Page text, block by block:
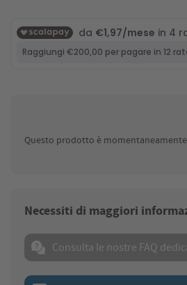
Questo prodotto è
Necessiti di maggiori
Consulta le nostre FAQ